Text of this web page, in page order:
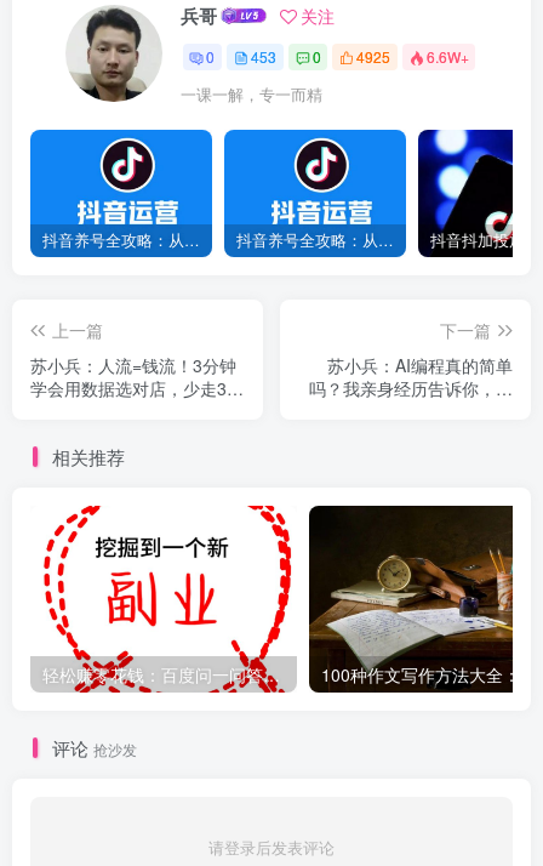
兵哥 关注
0 453 0 4925 6.6W+
一课一解，专一而精
抖音养号全攻略：从0到1打造爆款账号，新手必看！ 抖音养号全攻略：从0到爆款，7天打造高权重账号！
上一篇
苏小兵：人流=钱流！3分钟
学会用数据选对店，少走3年
下一篇
苏小兵：AI编程真的简单
吗？我亲身经历告诉你，最
相关推荐
轻松赚零花钱：百度问一问答题主操作指南，日赚100+不是梦！
评论 抢沙发
请登录后发表评论